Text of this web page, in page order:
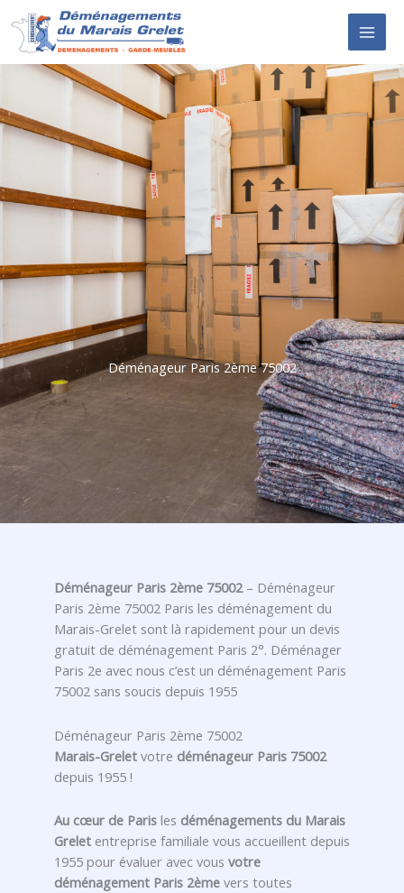
au
contenu
Déménageur Paris 2ème 75002
Déménageur Paris 2ème 75002– Déménageur
Paris 2ème 75002 Paris les déménagement du
Marais-Grelet sont là rapidement pour un devis
gratuit de déménagement Paris 2°. Déménager
Paris 2e avec nous c’est un déménagement Paris
75002 sans soucis depuis 1955
Déménageur Paris 2ème 75002
Marais-Grelet votre déménageur Paris 75002
depuis 1955 !
Au cœur de Paris les déménagements du Marais
Grelet entreprise familiale vous accueillent depuis
1955 pour évaluer avec vous votre
déménagement Paris 2ème vers toutes